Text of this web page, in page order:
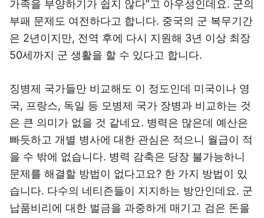
가족을 부양하기가 쉽지 않다”고 아우성인데요. 군의
부패 문제도 여전하다고 합니다. 중국의 군 복무기간
은 2년이지만, 전역 후에 다시 지원해 3년 이상 최장
50세까지 군 생활을 할 수 있다고 합니다.
징병제 국가들만 비교해도 이 정도인데 미국이나 영
국, 프랑스, 독일 등 모병제 국가 장병과 비교하는 것
은 큰 의미가 없을 것 같네요. 병력은 많은데 예산은
빠듯하고 개별 병사에 대한 관심은 적으니 월급이 적
을 수 밖에 없습니다. 병력 감축은 당장 불가능하니
문제를 해결할 방법이 없다고요? 한 가지 방법이 있
습니다. 다수의 네티즌들이 지지하는 방안인데요. 군
납품비리에 대한 벌금을 과중하게 매기고 검은 돈을